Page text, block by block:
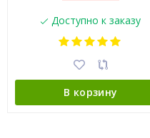
Доступно к заказу
В корзину